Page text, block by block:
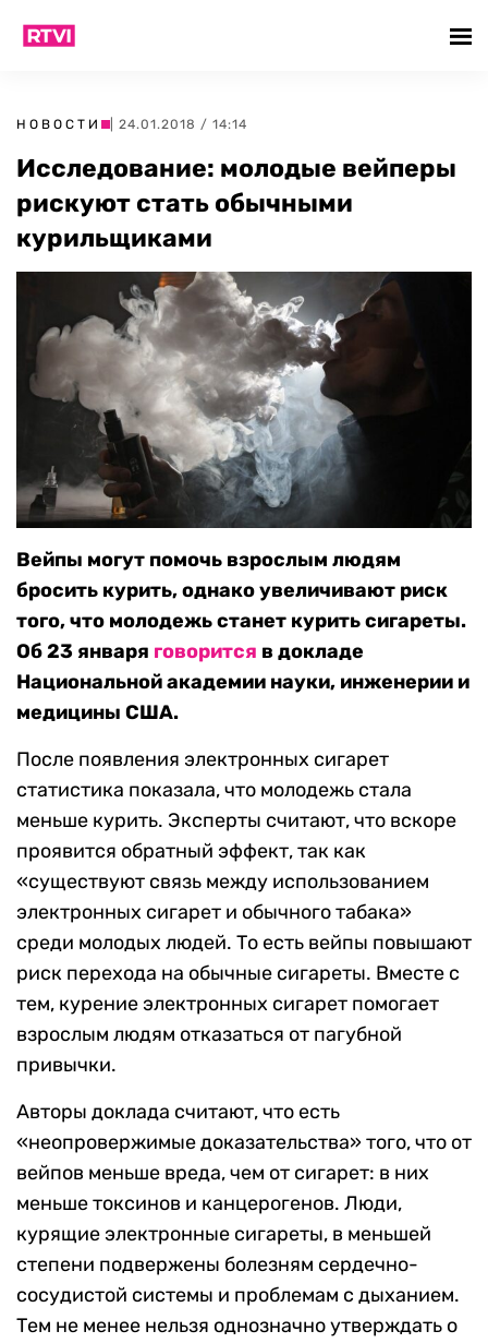
НОВОСТИ | 24.01.2018 / 14:14
Исследование: молодые вейперы
рискуют стать обычными
курильщиками
Вейпы могут помочь взрослым людям
бросить курить, однако увеличивают риск
того, что молодежь станет курить сигареты.
Об 23 января говорится в докладе
Национальной академии науки, инженерии и
медицины США.
После появления электронных сигарет
статистика показала, что молодежь стала
меньше курить. Эксперты считают, что вскоре
проявится обратный эффект, так как
«существуют связь между использованием
электронных сигарет и обычного табака»
среди молодых людей. То есть вейпы повышают
риск перехода на обычные сигареты. Вместе с
тем, курение электронных сигарет помогает
взрослым людям отказаться от пагубной
привычки.
Авторы доклада считают, что есть
«неопровержимые доказательства» того, что от
вейпов меньше вреда, чем от сигарет: в них
меньше токсинов и канцерогенов. Люди,
курящие электронные сигареты, в меньшей
степени подвержены болезням сердечно-
сосудистой системы и проблемам с дыханием.
Тем не менее нельзя однозначно утверждать о